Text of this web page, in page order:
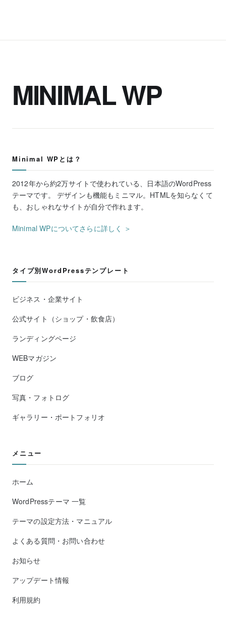
MINIMAL WP
Minimal WPとは？
2012年から約2万サイトで使われている、日本語のWordPress
テーマです。 デザインも機能もミニマル。HTMLを知らなくて
も、おしゃれなサイトが自分で作れます。
Minimal WPについてさらに詳しく ＞
タイプ別WordPressテンプレート
ビジネス・企業サイト
公式サイト（ショップ・飲食店）
ランディングページ
WEBマガジン
ブログ
写真・フォトログ
ギャラリー・ポートフォリオ
メニュー
ホーム
WordPressテーマ 一覧
テーマの設定方法・マニュアル
よくある質問・お問い合わせ
お知らせ
アップデート情報
利用規約